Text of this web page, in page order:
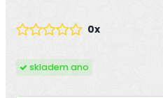
skladem ano
0x